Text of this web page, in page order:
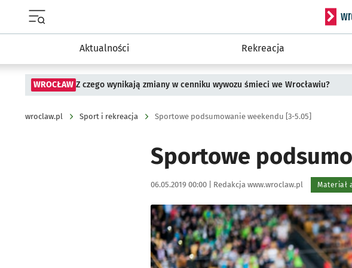
Aktualności Rekreacja
WROCŁAW Z czego wynikają zmiany w cenniku wywozu śmieci we Wrocławiu?
wroclaw.pl Sport i rekreacja Sportowe podsumowanie weekendu [3-5.05]
Sportowe
Data publikacji:
06.05.2019 00:00 | Autor:
Redakcja www.wroclaw.pl Materiał
Kliknij, aby powiększyć